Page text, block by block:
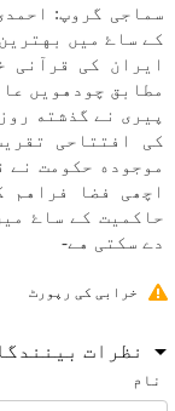
سماجی گروپ:
كے ساۓ میں
ايران كی قرآنی
مطابق چودهویں
كی افتتاحی
موجوده حكومت نے
اچھی فضا
حاكميت كے ساۓ
دے سكتی هے-
خرابی کی رپورٹ
نظرات
نام